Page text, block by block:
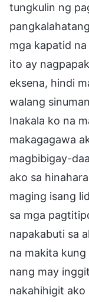
tungkulin ng
mga kapatid
ito ay
eksena, hindi
walang
Inakala ko na
makagagawa
magbibigay-
ako sa
maging isang
sa mga
napakabuti sa
na makita
nang may
nakahihigit ako